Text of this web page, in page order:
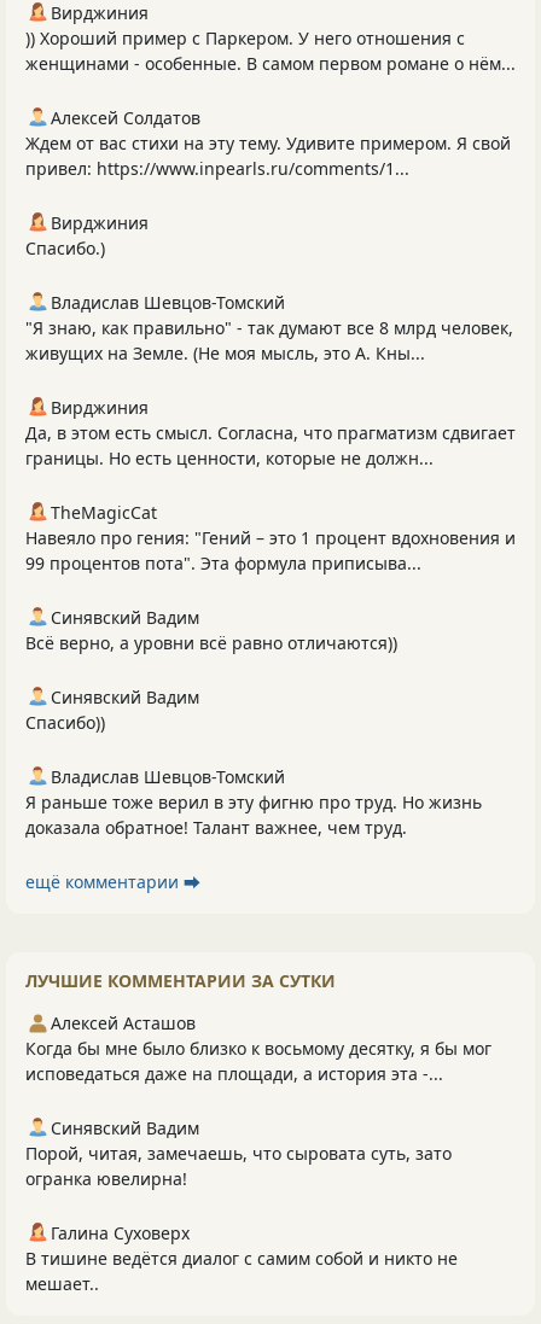
Вирджиния
)) Хороший пример с Паркером. У него отношения с
женщинами - особенные. В самом первом романе о нём...
Алексей Солдатов
Ждем от вас стихи на эту тему. Удивите примером. Я свой
привел: https://www.inpearls.ru/comments/1...
Вирджиния
Спасибо.)
Владислав Шевцов-Томский
"Я знаю, как правильно" - так думают все 8 млрд человек,
живущих на Земле. (Не моя мысль, это А. Кны...
Вирджиния
Да, в этом есть смысл. Согласна, что прагматизм сдвигает
границы. Но есть ценности, которые не должн...
TheMagicCat
Навеяло про гения: "Гений – это 1 процент вдохновения и
99 процентов пота". Эта формула приписыва...
Синявский Вадим
Всё верно, а уровни всё равно отличаются))
Синявский Вадим
Спасибо))
Владислав Шевцов-Томский
Я раньше тоже верил в эту фигню про труд. Но жизнь
доказала обратное! Талант важнее, чем труд.
ещё комментарии ⮕
ЛУЧШИЕ КОММЕНТАРИИ ЗА СУТКИ
Алексей Асташов
Когда бы мне было близко к восьмому десятку, я бы мог
исповедаться даже на площади, а история эта -...
Синявский Вадим
Порой, читая, замечаешь, что сыровата суть, зато
огранка ювелирна!
Галина Суховерх
В тишине ведётся диалог с самим собой и никто не
мешает..